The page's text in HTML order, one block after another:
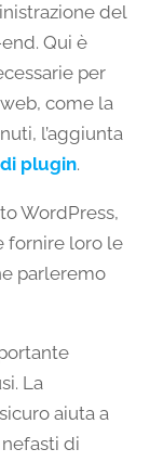
del
Qui è
per
come la
l’aggiunta
plugin.
WordPress,
fornire loro le
parleremo
La
aiuta a
di